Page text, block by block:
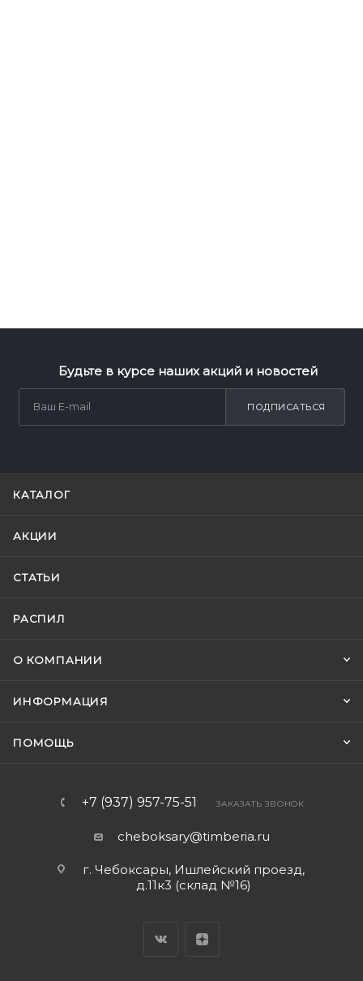
Будьте в курсе наших акций и новостей
ПОДПИСАТЬСЯ
КАТАЛОГ
АКЦИИ
СТАТЬИ
РАСПИЛ
О КОМПАНИИ
ИНФОРМАЦИЯ
ПОМОЩЬ
+7 (937) 957-75-51 ЗАКАЗАТЬ ЗВОНОК
cheboksary@timberia.ru
г. Чебоксары, Ишлейский проезд,
д.11к3 (склад №16)